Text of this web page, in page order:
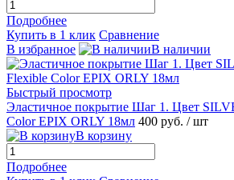
Подробнее
Купить в 1 клик Сравнение
В избранное
В наличии
Быстрый просмотр
Эластичное покрытие Шаг 1. Цвет
Color EPIX ORLY 18мл 400 руб. / шт
В корзину
Подробнее